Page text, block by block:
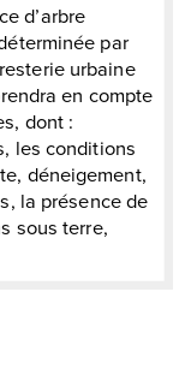
d’arbre
par
urbaine
en compte
dont :
les conditions
déneigement,
la présence de
sous terre,